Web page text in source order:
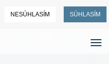
NESÚHLASÍM SÚHLASÍM